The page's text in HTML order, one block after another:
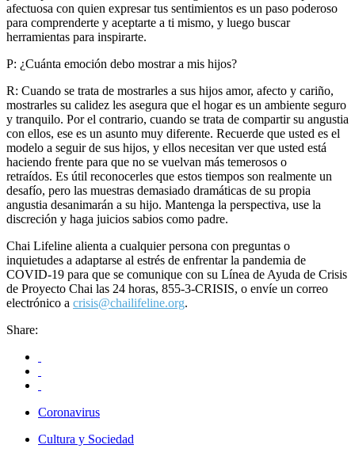
afectuosa con quien expresar tus sentimientos es un paso poderoso
para comprenderte y aceptarte a ti mismo, y luego buscar
herramientas para inspirarte.
P: ¿Cuánta emoción debo mostrar a mis hijos?
R: Cuando se trata de mostrarles a sus hijos amor, afecto y cariño,
mostrarles su calidez les asegura que el hogar es un ambiente seguro
y tranquilo. Por el contrario, cuando se trata de compartir su angustia
con ellos, ese es un asunto muy diferente. Recuerde que usted es el
modelo a seguir de sus hijos, y ellos necesitan ver que usted está
haciendo frente para que no se vuelvan más temerosos o
retraídos. Es útil reconocerles que estos tiempos son realmente un
desafío, pero las muestras demasiado dramáticas de su propia
angustia desanimarán a su hijo. Mantenga la perspectiva, use la
discreción y haga juicios sabios como padre.
Chai Lifeline alienta a cualquier persona con preguntas o
inquietudes a adaptarse al estrés de enfrentar la pandemia de
COVID-19 para que se comunique con su Línea de Ayuda de Crisis
de Proyecto Chai las 24 horas, 855-3-CRISIS, o envíe un correo
electrónico a crisis@chailifeline.org.
Share:
Coronavirus
Cultura y Sociedad